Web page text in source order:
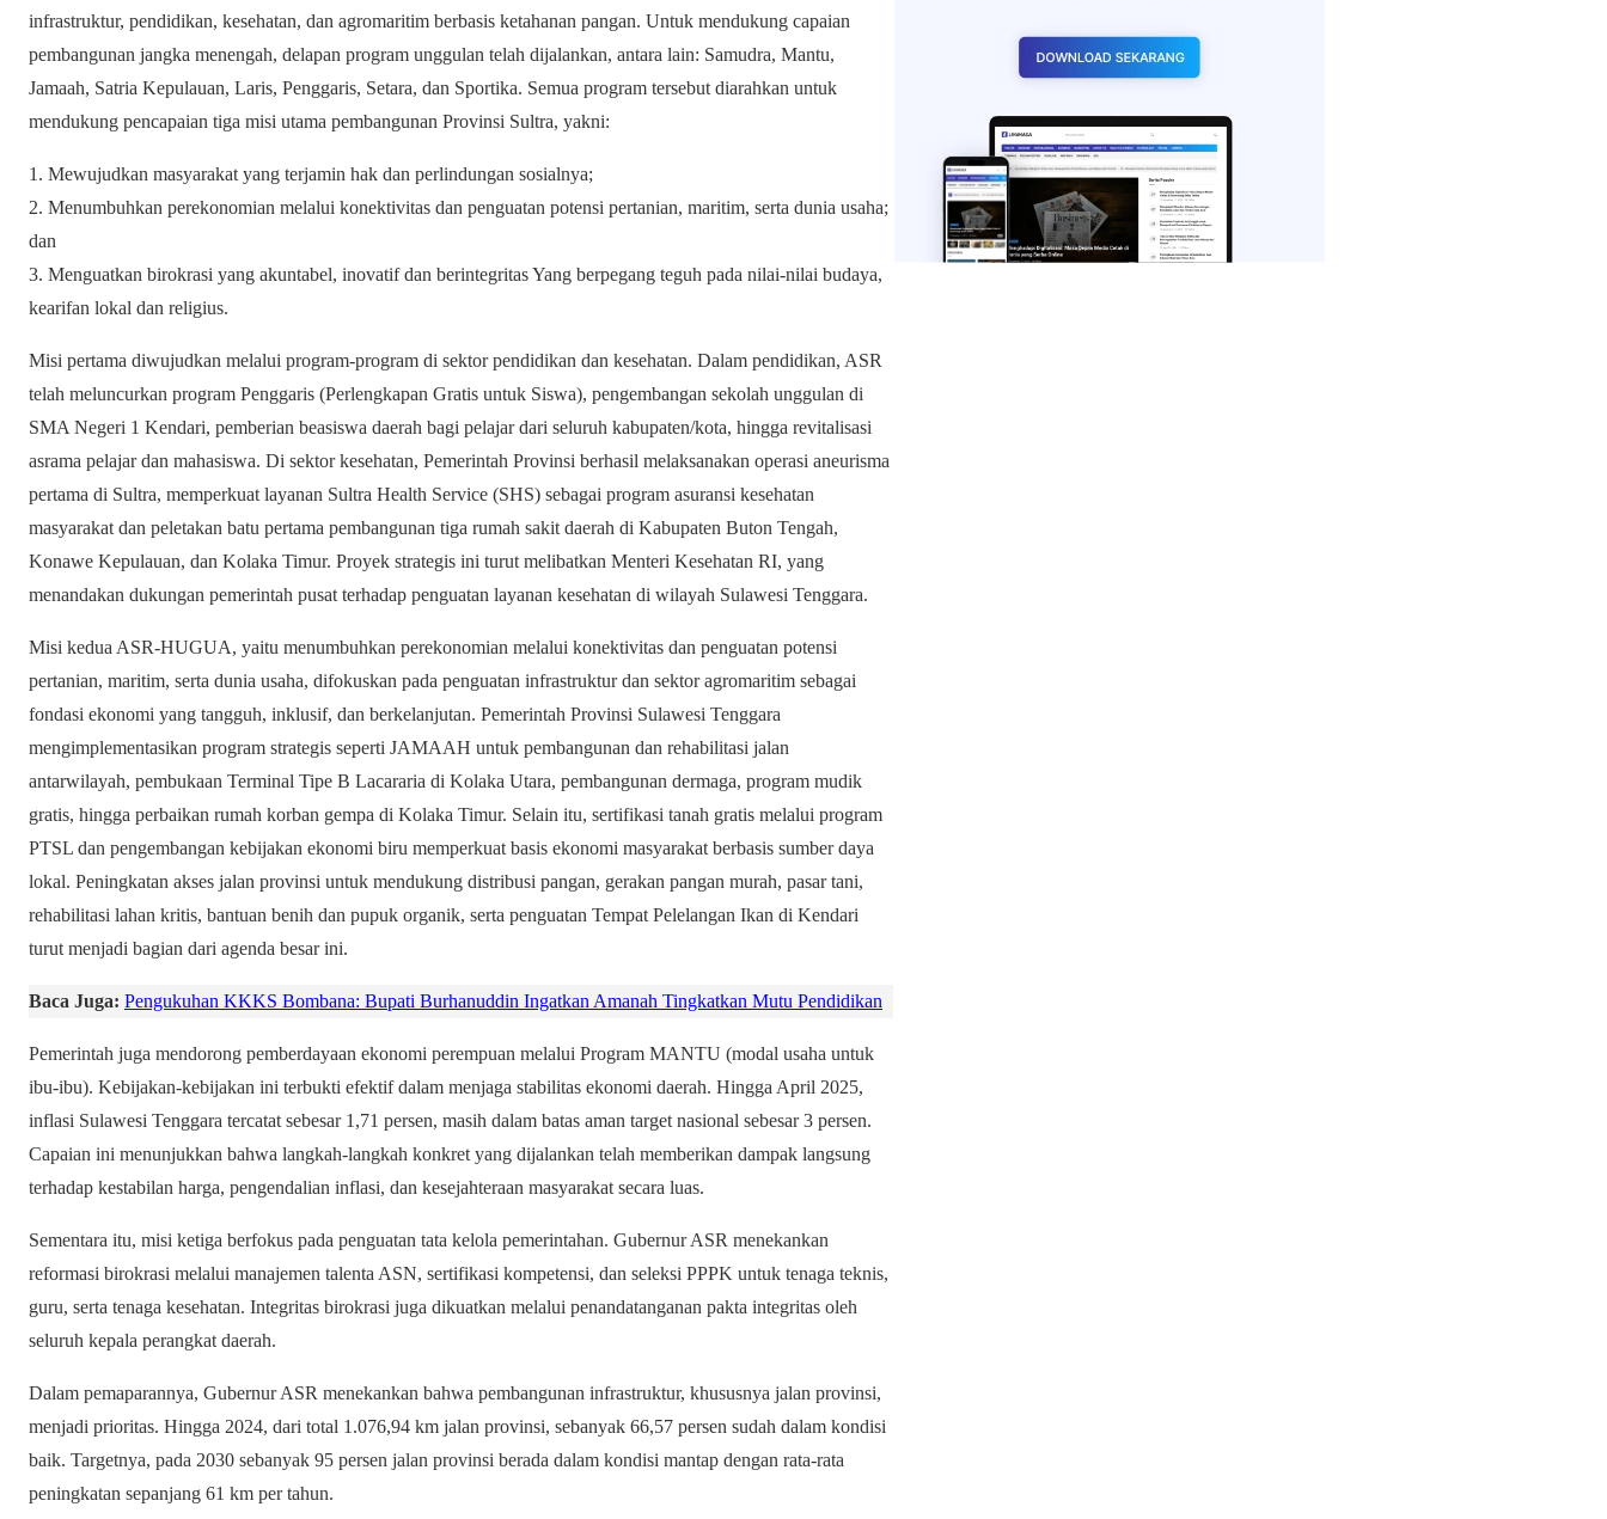
infrastruktur, pendidikan, kesehatan, dan agromaritim berbasis ketahanan pangan. Untuk mendukung capaian
pembangunan jangka menengah, delapan program unggulan telah dijalankan, antara lain: Samudra, Mantu,
Jamaah, Satria Kepulauan, Laris, Penggaris, Setara, dan Sportika. Semua program tersebut diarahkan untuk
mendukung pencapaian tiga misi utama pembangunan Provinsi Sultra, yakni:
1. Mewujudkan masyarakat yang terjamin hak dan perlindungan sosialnya;
2. Menumbuhkan perekonomian melalui konektivitas dan penguatan potensi pertanian, maritim, serta dunia usaha;
dan
3. Menguatkan birokrasi yang akuntabel, inovatif dan berintegritas Yang berpegang teguh pada nilai-nilai budaya,
kearifan lokal dan religius.
Misi pertama diwujudkan melalui program-program di sektor pendidikan dan kesehatan. Dalam pendidikan, ASR
telah meluncurkan program Penggaris (Perlengkapan Gratis untuk Siswa), pengembangan sekolah unggulan di
SMA Negeri 1 Kendari, pemberian beasiswa daerah bagi pelajar dari seluruh kabupaten/kota, hingga revitalisasi
asrama pelajar dan mahasiswa. Di sektor kesehatan, Pemerintah Provinsi berhasil melaksanakan operasi aneurisma
pertama di Sultra, memperkuat layanan Sultra Health Service (SHS) sebagai program asuransi kesehatan
masyarakat dan peletakan batu pertama pembangunan tiga rumah sakit daerah di Kabupaten Buton Tengah,
Konawe Kepulauan, dan Kolaka Timur. Proyek strategis ini turut melibatkan Menteri Kesehatan RI, yang
menandakan dukungan pemerintah pusat terhadap penguatan layanan kesehatan di wilayah Sulawesi Tenggara.
Misi kedua ASR-HUGUA, yaitu menumbuhkan perekonomian melalui konektivitas dan penguatan potensi
pertanian, maritim, serta dunia usaha, difokuskan pada penguatan infrastruktur dan sektor agromaritim sebagai
fondasi ekonomi yang tangguh, inklusif, dan berkelanjutan. Pemerintah Provinsi Sulawesi Tenggara
mengimplementasikan program strategis seperti JAMAAH untuk pembangunan dan rehabilitasi jalan
antarwilayah, pembukaan Terminal Tipe B Lacararia di Kolaka Utara, pembangunan dermaga, program mudik
gratis, hingga perbaikan rumah korban gempa di Kolaka Timur. Selain itu, sertifikasi tanah gratis melalui program
PTSL dan pengembangan kebijakan ekonomi biru memperkuat basis ekonomi masyarakat berbasis sumber daya
lokal. Peningkatan akses jalan provinsi untuk mendukung distribusi pangan, gerakan pangan murah, pasar tani,
rehabilitasi lahan kritis, bantuan benih dan pupuk organik, serta penguatan Tempat Pelelangan Ikan di Kendari
turut menjadi bagian dari agenda besar ini.
Baca Juga: Pengukuhan KKKS Bombana: Bupati Burhanuddin Ingatkan Amanah Tingkatkan Mutu Pendidikan
Pemerintah juga mendorong pemberdayaan ekonomi perempuan melalui Program MANTU (modal usaha untuk
ibu-ibu). Kebijakan-kebijakan ini terbukti efektif dalam menjaga stabilitas ekonomi daerah. Hingga April 2025,
inflasi Sulawesi Tenggara tercatat sebesar 1,71 persen, masih dalam batas aman target nasional sebesar 3 persen.
Capaian ini menunjukkan bahwa langkah-langkah konkret yang dijalankan telah memberikan dampak langsung
terhadap kestabilan harga, pengendalian inflasi, dan kesejahteraan masyarakat secara luas.
Sementara itu, misi ketiga berfokus pada penguatan tata kelola pemerintahan. Gubernur ASR menekankan
reformasi birokrasi melalui manajemen talenta ASN, sertifikasi kompetensi, dan seleksi PPPK untuk tenaga teknis,
guru, serta tenaga kesehatan. Integritas birokrasi juga dikuatkan melalui penandatanganan pakta integritas oleh
seluruh kepala perangkat daerah.
Dalam pemaparannya, Gubernur ASR menekankan bahwa pembangunan infrastruktur, khususnya jalan provinsi,
menjadi prioritas. Hingga 2024, dari total 1.076,94 km jalan provinsi, sebanyak 66,57 persen sudah dalam kondisi
baik. Targetnya, pada 2030 sebanyak 95 persen jalan provinsi berada dalam kondisi mantap dengan rata-rata
peningkatan sepanjang 61 km per tahun.